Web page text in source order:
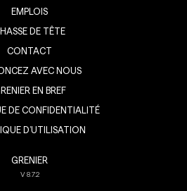
EMPLOIS
DE TÊTE
CONTACT
AVEC NOUS
EN BREF
DE CONFIDENTIALITÉ
D’UTILISATION
GRENIER
V8.7.2